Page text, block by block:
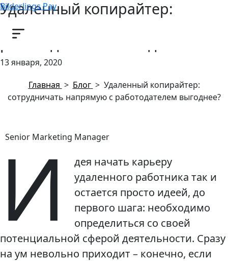
Bilderlings Pay
Удаленный копирайтер:
сотрудничать напрямую с
работодателем выгоднее?
13 января, 2020
Главная > Блог > Удаленный копирайтер:
сотрудничать напрямую с работодателем выгоднее?
Senior Marketing Manager
И
дея начать карьеру
удаленного работника так и
остается просто идеей, до
первого шага: необходимо
определиться со своей
потенциальной сферой деятельности. Сразу
на ум невольно приходит – конечно, если